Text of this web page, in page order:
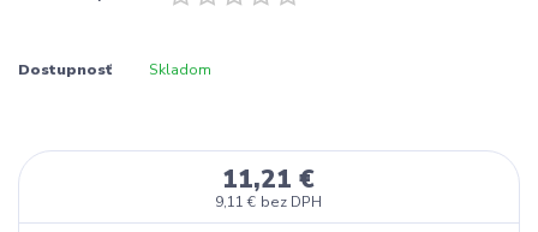
Dostupnosť Skladom
11,21 €
9,11 € bez DPH